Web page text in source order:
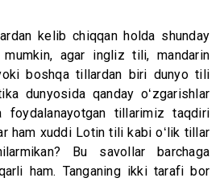
kelib chiqqan holda shunday
agar ingliz tili, mandarin
boshqa tillardan biri dunyo tili
dunyosida qanday oʻzgarishlar
foydalanayotgan tillarimiz taqdiri
ham xuddi Lotin tili kabi oʻlik tillar
Bu savollar barchaga
ham. Tanganing ikki tarafi bor